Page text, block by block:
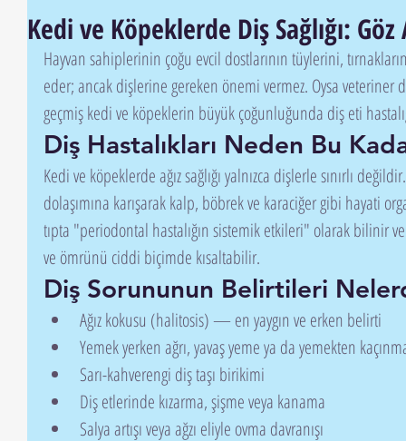
Kedi ve Köpeklerde Diş Sağlığı:
Hayvan sahiplerinin çoğu evcil dostlarının tüylerini,
eder; ancak dişlerine gereken önemi vermez. Oysa veteriner
geçmiş kedi ve köpeklerin büyük çoğunluğunda diş eti
Diş Hastalıkları Neden Bu
Kedi ve köpeklerde ağız sağlığı yalnızca dişlerle sınırlı
dolaşımına karışarak kalp, böbrek ve karaciğer gibi hayati
tıpta "periodontal hastalığın sistemik etkileri" olarak bilinir
ve ömrünü ciddi biçimde kısaltabilir.
Diş Sorununun Belirtileri
Ağız kokusu (halitosis) — en yaygın ve erken belirti
Yemek yerken ağrı, yavaş yeme ya da yemekten
Sarı-kahverengi diş taşı birikimi
Diş etlerinde kızarma, şişme veya kanama
Salya artışı veya ağzı eliyle ovma davranışı